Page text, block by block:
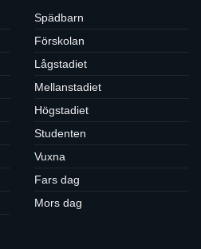
Spädbarn
Förskolan
Lågstadiet
Mellanstadiet
Högstadiet
Studenten
Vuxna
Fars dag
Mors dag